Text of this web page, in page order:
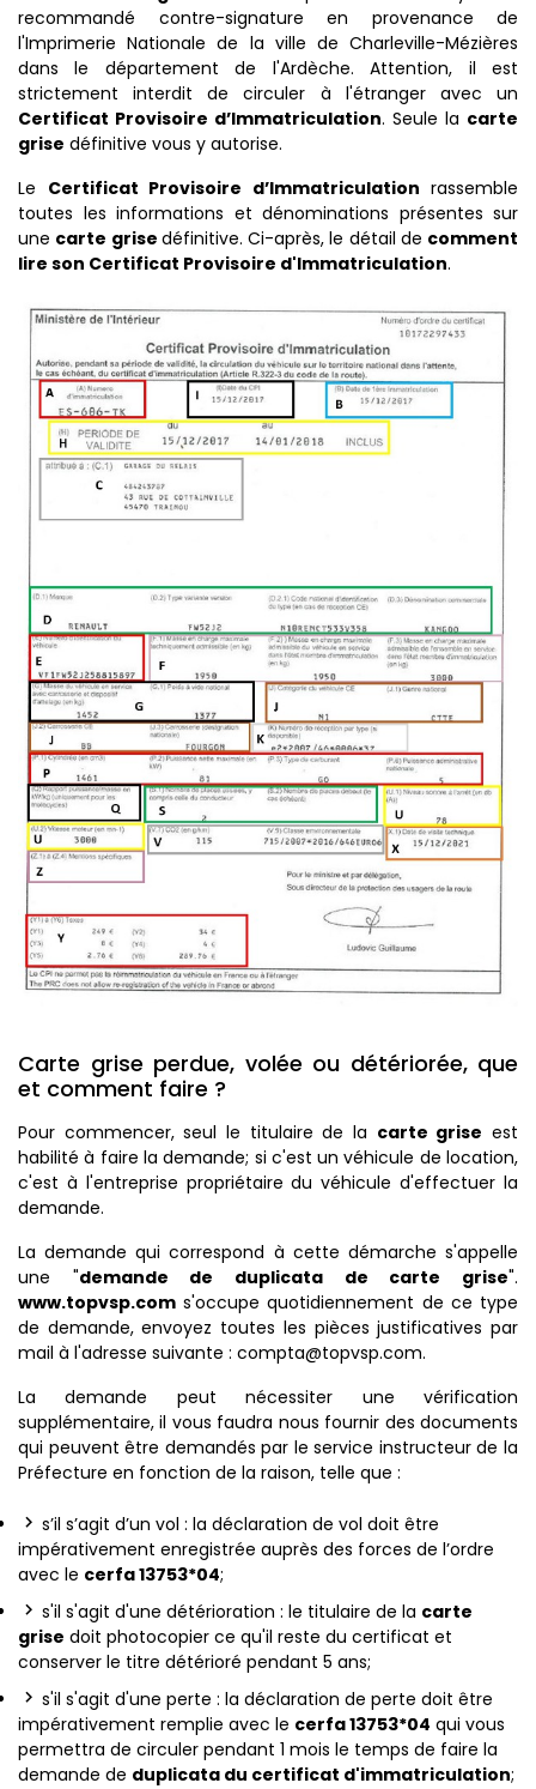
recommandé contre-signature en provenance de
l'Imprimerie Nationale de la ville de Charleville-Mézières
dans le département de l'Ardèche. Attention, il est
strictement interdit de circuler à l'étranger avec un
Certificat Provisoire d’Immatriculation. Seule la carte
grise définitive vous y autorise.
Le Certificat Provisoire d’Immatriculation rassemble
toutes les informations et dénominations présentes sur
une carte grise définitive. Ci-après, le détail de comment
lire son Certificat Provisoire d'Immatriculation.
Carte grise perdue, volée ou détériorée, que
et comment faire ?
Pour commencer, seul le titulaire de la carte grise est
habilité à faire la demande; si c'est un véhicule de location,
c'est à l'entreprise propriétaire du véhicule d'effectuer la
demande.
La demande qui correspond à cette démarche s'appelle
une "demande de duplicata de carte grise".
www.topvsp.com s'occupe quotidiennement de ce type
de demande, envoyez toutes les pièces justificatives par
mail à l'adresse suivante : compta@topvsp.com.
La demande peut nécessiter une vérification
supplémentaire, il vous faudra nous fournir des documents
qui peuvent être demandés par le service instructeur de la
Préfecture en fonction de la raison, telle que :
s’il s’agit d’un vol : la déclaration de vol doit être
impérativement enregistrée auprès des forces de l’ordre
avec le cerfa 13753*04;
s'il s'agit d'une détérioration : le titulaire de la carte
grise doit photocopier ce qu'il reste du certificat et
conserver le titre détérioré pendant 5 ans;
s'il s'agit d'une perte : la déclaration de perte doit être
impérativement remplie avec le cerfa 13753*04 qui vous
permettra de circuler pendant 1 mois le temps de faire la
demande de duplicata du certificat d'immatriculation;